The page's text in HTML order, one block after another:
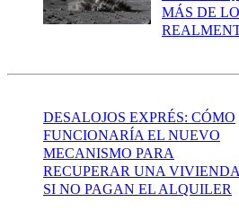
MÁS DE
DESALOJOS EXPRÉS: CÓMO
FUNCIONARÍA EL NUEVO
MECANISMO PARA
RECUPERAR UNA VIVIENDA
SI NO PAGAN EL ALQUILER